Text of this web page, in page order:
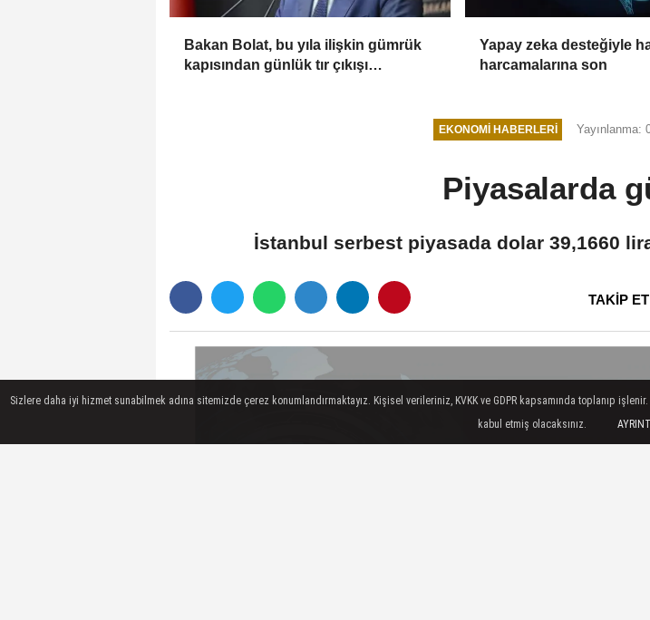
Bakan Bolat, bu yıla ilişkin gümrük
kapısından günlük tır çıkışı
Yapay zeka desteğiyle
harcamalarına son
EKONOMI HABERLERI Yayınlanma:
Piyasalarda
İstanbul serbest piyasada dolar 39,1660
TAKİP ET
Sizlere daha iyi hizmet sunabilmek adına sitemizde çerez konumlandırmaktayız. Kişisel verileriniz, KVKK ve GDPR kapsamında toplanıp
kabul etmiş olacaksınız.